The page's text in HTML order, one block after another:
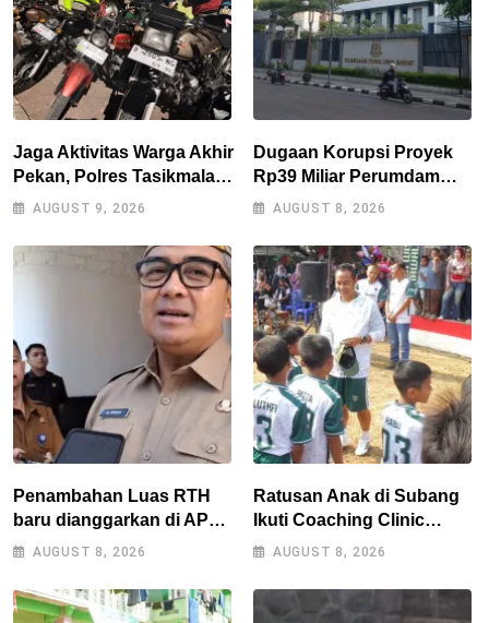
Jaga Aktivitas Warga Akhir
Pekan, Polres Tasikmalaya
Gencarkan Patroli Blue
AUGUST 9, 2026
Dugaan Korupsi Proyek
Rp39 Miliar Perumdam
Tirta Darma Ayu Disorot,
Jabar Supervisi
AUGUST 8, 2026
Penambahan Luas RTH
baru dianggarkan di APBD
2027, Walikota tidak
AUGUST 8, 2026
Ratusan Anak di Subang
Ikuti Coaching Clinic
Bersama Legenda Persib
AUGUST 8, 2026